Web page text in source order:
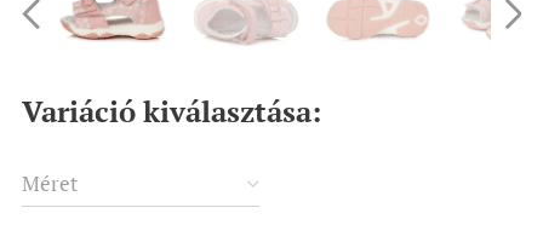
Variáció kiválasztása:
Méret